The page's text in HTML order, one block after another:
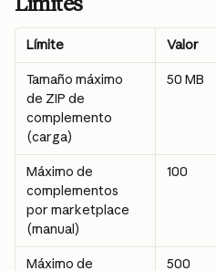
Límite Valor
Tamaño máximo
de ZIP de
complemento
(carga)
50 MB
Máximo de
complementos
por marketplace
(manual)
100
Máximo de 500